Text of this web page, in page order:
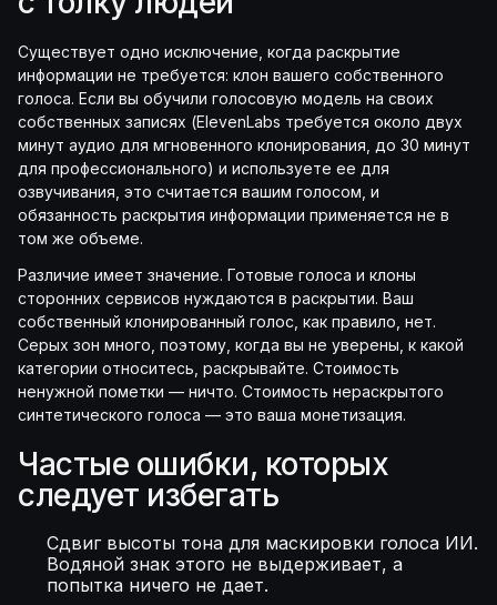
Существует одно исключение, когда раскрытие
информации не требуется: клон вашего собственного
голоса. Если вы обучили голосовую модель на своих
собственных записях (ElevenLabs требуется около двух
минут аудио для мгновенного клонирования, до 30 минут
для профессионального) и используете ее для
озвучивания, это считается вашим голосом, и
обязанность раскрытия информации применяется не в
том же объеме.
Различие имеет значение. Готовые голоса и клоны
сторонних сервисов нуждаются в раскрытии. Ваш
собственный клонированный голос, как правило, нет.
Серых зон много, поэтому, когда вы не уверены, к какой
категории относитесь, раскрывайте. Стоимость
ненужной пометки — ничто. Стоимость нераскрытого
синтетического голоса — это ваша монетизация.
Частые ошибки, которых
следует избегать
Сдвиг высоты тона для маскировки голоса ИИ.
Водяной знак этого не выдерживает, а
попытка ничего не дает.